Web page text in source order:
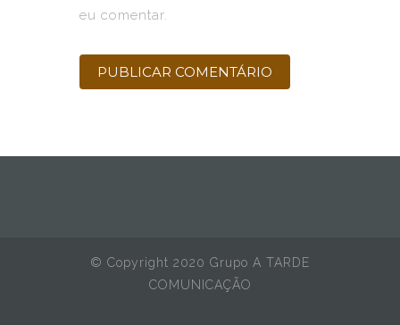
eu comentar.
© Copyright 2020 Grupo A TARDE
COMUNICAÇÃO